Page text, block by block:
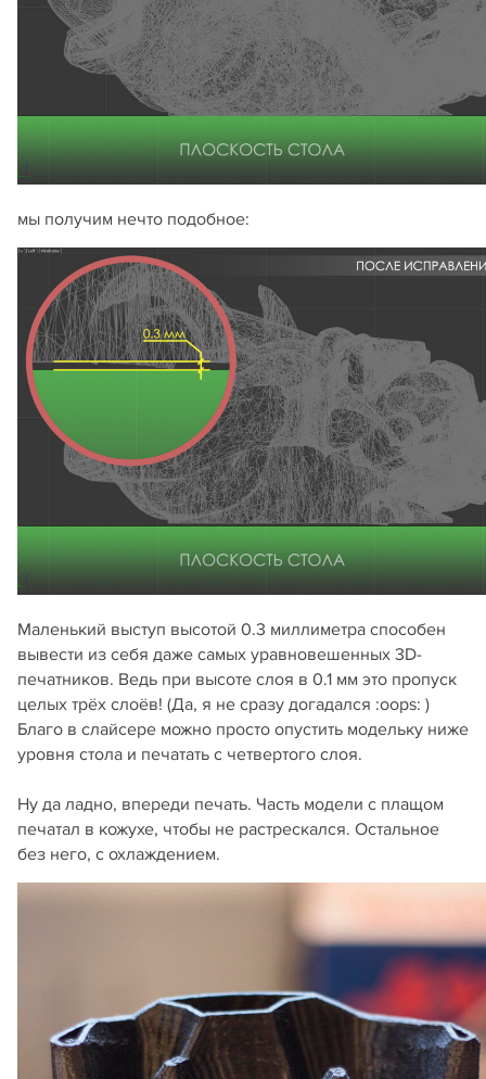
мы получим нечто подобное:
Маленький выступ высотой 0.3 миллиметра способен
вывести из себя даже самых уравновешенных 3D-
печатников. Ведь при высоте слоя в 0.1 мм это пропуск
целых трёх слоёв! (Да, я не сразу догадался :oops: )
Благо в слайсере можно просто опустить модельку ниже
уровня стола и печатать с четвертого слоя.
Ну да ладно, впереди печать. Часть модели с плащом
печатал в кожухе, чтобы не растрескался. Остальное
без него, с охлаждением.